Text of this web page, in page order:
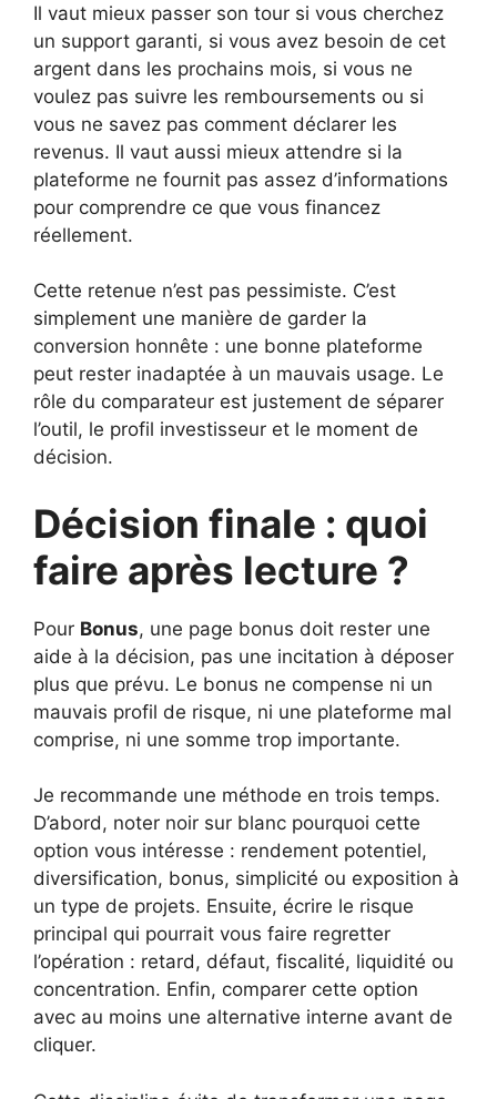
Il vaut mieux passer son tour si vous cherchez
un support garanti, si vous avez besoin de cet
argent dans les prochains mois, si vous ne
voulez pas suivre les remboursements ou si
vous ne savez pas comment déclarer les
revenus. Il vaut aussi mieux attendre si la
plateforme ne fournit pas assez d’informations
pour comprendre ce que vous financez
réellement.
Cette retenue n’est pas pessimiste. C’est
simplement une manière de garder la
conversion honnête : une bonne plateforme
peut rester inadaptée à un mauvais usage. Le
rôle du comparateur est justement de séparer
l’outil, le profil investisseur et le moment de
décision.
Décision finale : quoi
faire après lecture ?
Pour Bonus, une page bonus doit rester une
aide à la décision, pas une incitation à déposer
plus que prévu. Le bonus ne compense ni un
mauvais profil de risque, ni une plateforme mal
comprise, ni une somme trop importante.
Je recommande une méthode en trois temps.
D’abord, noter noir sur blanc pourquoi cette
option vous intéresse : rendement potentiel,
diversification, bonus, simplicité ou exposition à
un type de projets. Ensuite, écrire le risque
principal qui pourrait vous faire regretter
l’opération : retard, défaut, fiscalité, liquidité ou
concentration. Enfin, comparer cette option
avec au moins une alternative interne avant de
cliquer.